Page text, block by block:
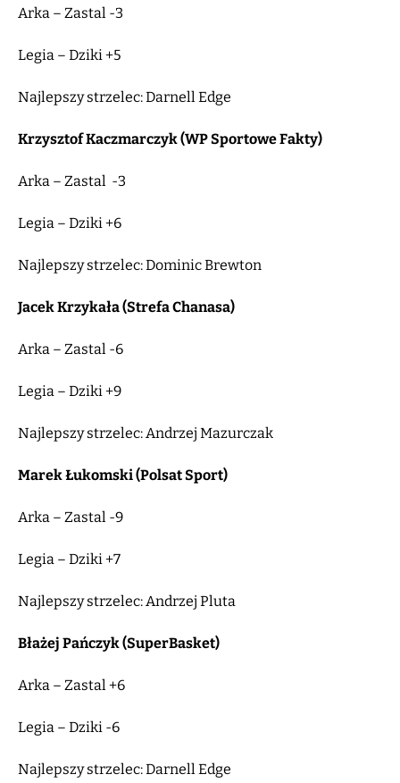
Arka – Zastal -3
Legia – Dziki +5
Najlepszy strzelec: Darnell Edge
Krzysztof Kaczmarczyk (WP Sportowe Fakty)
Arka – Zastal -3
Legia – Dziki +6
Najlepszy strzelec: Dominic Brewton
Jacek Krzykała (Strefa Chanasa)
Arka – Zastal -6
Legia – Dziki +9
Najlepszy strzelec: Andrzej Mazurczak
Marek Łukomski (Polsat Sport)
Arka – Zastal -9
Legia – Dziki +7
Najlepszy strzelec: Andrzej Pluta
Błażej Pańczyk (SuperBasket)
Arka – Zastal +6
Legia – Dziki -6
Najlepszy strzelec: Darnell Edge